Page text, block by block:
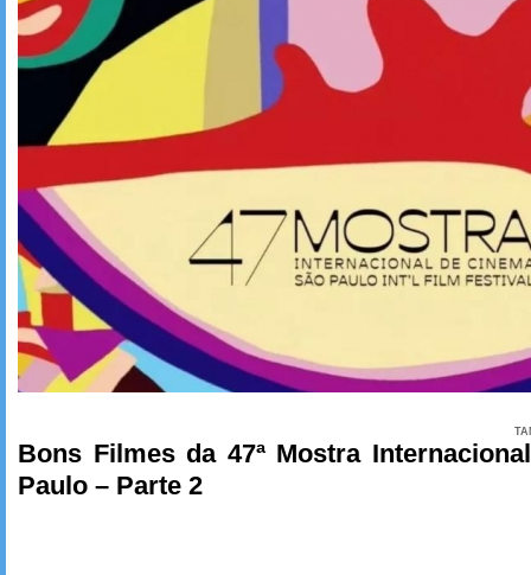
Bons Filmes da 47ª Mostra
Paulo – Parte 2